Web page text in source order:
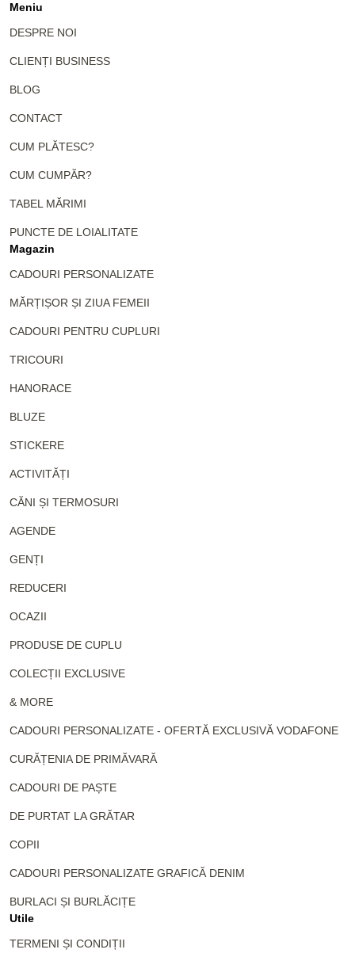
Meniu
DESPRE NOI
CLIENȚI BUSINESS
BLOG
CONTACT
CUM PLĂTESC?
CUM CUMPĂR?
TABEL MĂRIMI
PUNCTE DE LOIALITATE
Magazin
CADOURI PERSONALIZATE
MĂRȚIȘOR ȘI ZIUA FEMEII
CADOURI PENTRU CUPLURI
TRICOURI
HANORACE
BLUZE
STICKERE
ACTIVITĂȚI
CĂNI ȘI TERMOSURI
AGENDE
GENȚI
REDUCERI
OCAZII
PRODUSE DE CUPLU
COLECȚII EXCLUSIVE
& MORE
CADOURI PERSONALIZATE - OFERTĂ EXCLUSIVĂ VODAFONE
CURĂȚENIA DE PRIMĂVARĂ
CADOURI DE PAȘTE
DE PURTAT LA GRĂTAR
COPII
CADOURI PERSONALIZATE GRAFICĂ DENIM
BURLACI ȘI BURLĂCIȚE
Utile
TERMENI ȘI CONDIȚII